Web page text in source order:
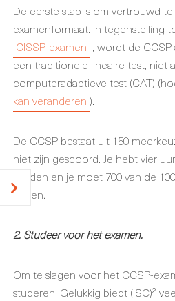
De eerste stap is om vertrouwd
examenformaat. In tegenstelling
CISSP-examen , wordt de
een traditionele lineaire test, niet
computeradaptieve test (CAT)
kan veranderen ).
De CCSP bestaat uit 150
niet zijn gescoord. Je hebt vier
ronden en je moet 700 van de
slagen.
2. Studeer voor het examen.
Om te slagen voor het CCSP-
studeren. Gelukkig biedt (ISC)²